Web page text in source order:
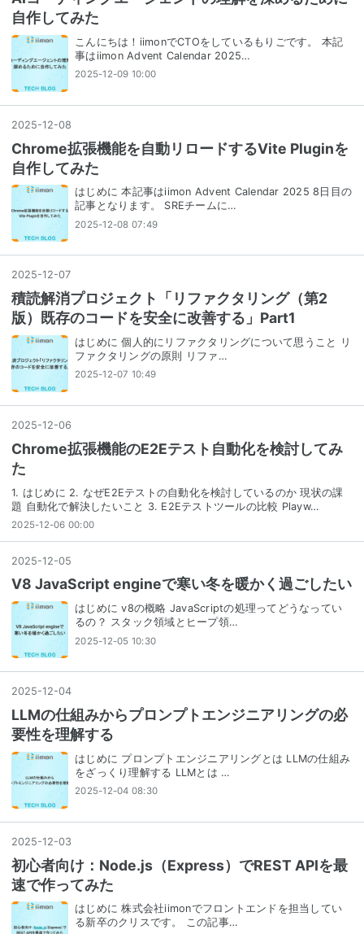
自作してみた
こんにちは！iimonでCTOをしているもりごです。 本記
事はiimon Advent Calendar 2025…
2025-12-09 10:00
2025-12-08
Chrome拡張機能を自動リロードするVite Pluginを
自作してみた
はじめに 本記事はiimon Advent Calendar 2025 8日目の
記事となります。 SREチームに…
2025-12-08 07:49
2025-12-07
積読解消プロジェクト「リファクタリング（第2
版）既存のコードを安全に改善する」Part1
はじめに 個人的にリファクタリングについて思うこと リ
ファクタリングの原則 リファ…
2025-12-07 10:49
2025-12-06
Chrome拡張機能のE2Eテスト自動化を検討してみ
た
1. はじめに 2. なぜE2Eテストの自動化を検討しているのか 現状の課
題 自動化で解決したいこと 3. E2Eテストツールの比較 Playw…
2025-12-06 00:00
2025-12-05
V8 JavaScript engineで寒い冬を暖かく過ごしたい
はじめに v8の概略 JavaScriptの処理ってどうなってい
るの？ スタック領域とヒープ領…
2025-12-05 10:30
2025-12-04
LLMの仕組みからプロンプトエンジニアリングの必
要性を理解する
はじめに プロンプトエンジニアリングとは LLMの仕組み
をざっくり理解する LLMとは …
2025-12-04 08:30
2025-12-03
初心者向け：Node.js（Express）でREST APIを最
速で作ってみた
はじめに 株式会社iimonでフロントエンドを担当してい
る新卒のクリスです。 この記事…